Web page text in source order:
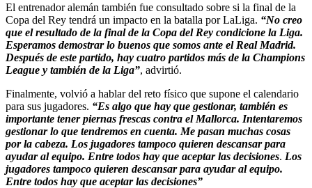
El entrenador alemán también fue consultado sobre si la final de la
Copa del Rey tendrá un impacto en la batalla por LaLiga. “No creo
que el resultado de la final de la Copa del Rey condicione la Liga.
Esperamos demostrar lo buenos que somos ante el Real Madrid.
Después de este partido, hay cuatro partidos más de la Champions
League y también de la Liga”, advirtió.
Finalmente, volvió a hablar del reto físico que supone el calendario
para sus jugadores. “Es algo que hay que gestionar, también es
importante tener piernas frescas contra el Mallorca. Intentaremos
gestionar lo que tendremos en cuenta. Me pasan muchas cosas
por la cabeza. Los jugadores tampoco quieren descansar para
ayudar al equipo. Entre todos hay que aceptar las decisiones. Los
jugadores tampoco quieren descansar para ayudar al equipo.
Entre todos hay que aceptar las decisiones”